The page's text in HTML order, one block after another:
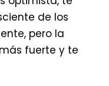
de los
pero la
fuerte y te